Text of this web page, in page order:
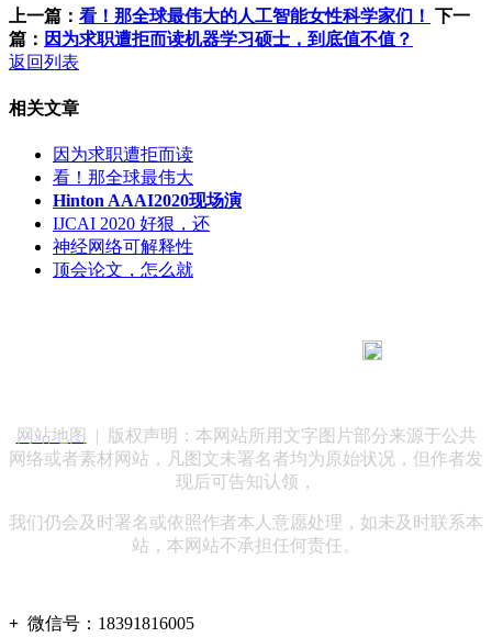
上一篇： 看！那全球最伟大的人工智能女性科学家们！ 下一
篇： 因为求职遭拒而读机器学习硕士，到底值不值？
返回列表
相关文章
因为求职遭拒而读
看！那全球最伟大
Hinton AAAI2020现场演
IJCAI 2020 好狠，还
神经网络可解释性
顶会论文，怎么就
网站地图
| 版权声明：本网站所用文字图片部分来源于公共
网络或者素材网站，凡图文未署名者均为原始状况，但作者发
现后可告知认领，
我们仍会及时署名或依照作者本人意愿处理，如未及时联系本
站，本网站不承担任何责任。
+ 微信号： 18391816005